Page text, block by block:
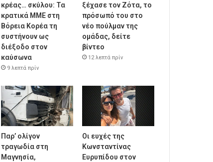
κρέας… σκύλου: Τα
κρατικά ΜΜΕ στη
Βόρεια Κορέα τη
συστήνουν ως
διέξοδο στον
καύσωνα
9 λεπτά πρίν
ξέχασε τον Ζότα, το
πρόσωπό του στο
νέο πούλμαν της
ομάδας, δείτε
βίντεο
12 λεπτά πρίν
Παρ’ ολίγον
τραγωδία στη
Μαγνησία,
Οι ευχές της
Κωνσταντίνας
Ευρυπίδου στον